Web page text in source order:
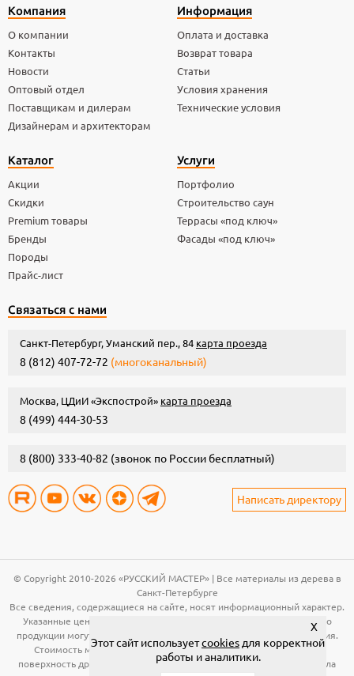
Компания
О компании
Контакты
Новости
Оптовый отдел
Поставщикам и дилерам
Дизайнерам и архитекторам
Информация
Оплата и доставка
Возврат товара
Статьи
Условия хранения
Технические условия
Каталог
Акции
Скидки
Premium товары
Бренды
Породы
Прайс-лист
Услуги
Портфолио
Строительство саун
Террасы «под ключ»
Фасады «под ключ»
Связаться с нами
Санкт-Петербург, Уманский пер., 84 карта проезда
8 (812) 407-72-72 (многоканальный)
Москва, ЦДиИ «Экспострой» карта проезда
8 (499) 444-30-53
8 (800) 333-40-82 (звонок по России бесплатный)
Написать директору
© Copyright 2010-2026 «РУССКИЙ МАСТЕР» | Все материалы из дерева в
Санкт-Петербурге
Все сведения, содержащиеся на сайте, носят информационный характер.
Указанные цены, технические характеристики и иная информация о
продукции могут быть изменены без предварительного уведомления.
Стоимость материала (вагонка, панели и т.д.) указана за общую
поверхность древесины. Расчет необходимого количества материала
X
Этот сайт используетcookies для корректной
работы и аналитики.